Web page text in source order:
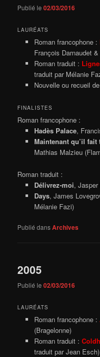
Publié le02/03/2016
LAURÉATS
Roman francophone :
François Darnaudet
Roman traduit :
traduit par Mélanie
Nouvelle ou recueil
FINALISTES
Roman francophone :
Hadès Palace,
Maintenant qu’il
Mathias Malzieu
Roman traduit :
Délivrez-moi, Jasper
Days, James
Mélanie Fazi)
Publié dansArchives
2005
Publié le02/03/2016
LAURÉATS
Roman francophone :
(Bragelonne)
Roman traduit :
traduit par Jean Esch)